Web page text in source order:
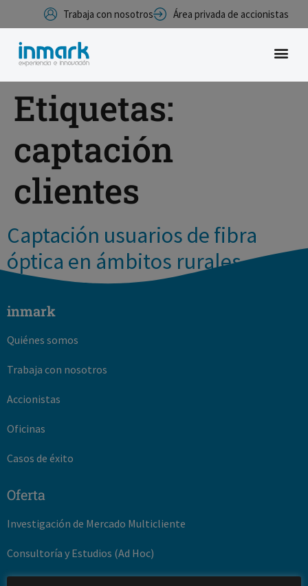
Trabaja con nosotros Área privada de accionistas
Etiquetas:
captación
clientes
Captación usuarios de fibra
óptica en ámbitos rurales
inmark
Quiénes somos
Trabaja con nosotros
Accionistas
Oficinas
Casos de éxito
Oferta
Investigación de Mercado Multicliente
Consultoría y Estudios (Ad Hoc)